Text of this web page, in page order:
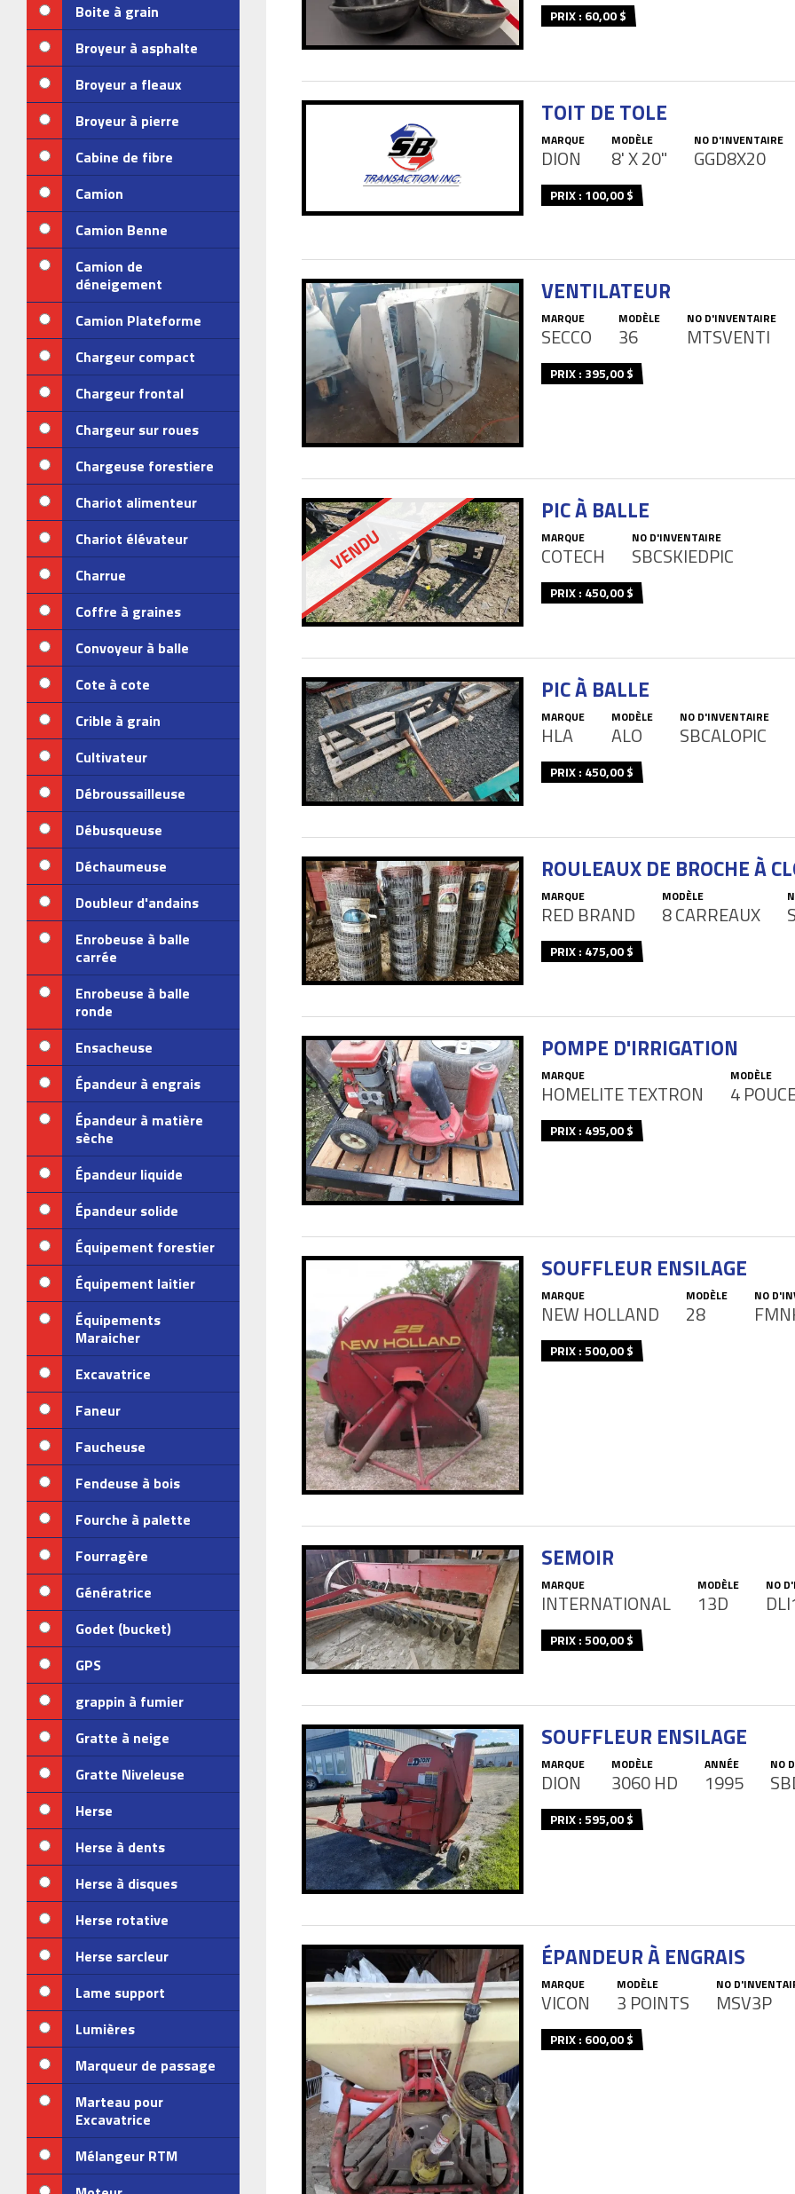
Boite à grain
Broyeur à asphalte
Broyeur a fleaux
Broyeur à pierre
Cabine de fibre
Camion
Camion Benne
Camion de
déneigement
Camion Plateforme
Chargeur compact
Chargeur frontal
Chargeur sur roues
Chargeuse forestiere
Chariot alimenteur
Chariot élévateur
Charrue
Coffre à graines
Convoyeur à balle
Cote à cote
Crible à grain
Cultivateur
Débroussailleuse
Débusqueuse
Déchaumeuse
Doubleur d'andains
Enrobeuse à balle
carrée
Enrobeuse à balle
ronde
Ensacheuse
Épandeur à engrais
Épandeur à matière
sèche
Épandeur liquide
Épandeur solide
Équipement forestier
Équipement laitier
Équipements
Maraicher
Excavatrice
Faneur
Faucheuse
Fendeuse à bois
Fourche à palette
Fourragère
Génératrice
Godet (bucket)
GPS
grappin à fumier
Gratte à neige
Gratte Niveleuse
Herse
Herse à dents
Herse à disques
Herse rotative
Herse sarcleur
Lame support
Lumières
Marqueur de passage
Marteau pour
Excavatrice
Mélangeur RTM
PRIX : 60,00 $
TOIT DE TOLE
MARQUE
DION
MODÈLE
8' X 20"
NO D'INVENTAIRE
GGD8X20
PRIX : 100,00 $
VENTILATEUR
MARQUE
SECCO
MODÈLE
36
NO D'INVENTAIRE
MTSVENTI
PRIX : 395,00 $
VENDU
PIC À BALLE
MARQUE
COTECH
NO D'INVENTAIRE
SBCSKIEDPIC
PRIX : 450,00 $
PIC À BALLE
MARQUE
HLA
MODÈLE
ALO
NO D'INVENTAIRE
SBCALOPIC
PRIX : 450,00 $
ROULEAUX DE BROCHE À
MARQUE
RED BRAND
MODÈLE
8 CARREAUX
PRIX : 475,00 $
POMPE D'IRRIGATION
MARQUE
HOMELITE TEXTRON
MODÈLE
4
PRIX : 495,00 $
SOUFFLEUR ENSILAGE
MARQUE
NEW HOLLAND
MODÈLE
28
NO
PRIX : 500,00 $
SEMOIR
MARQUE
INTERNATIONAL
MODÈLE
13D
NO
PRIX : 500,00 $
SOUFFLEUR ENSILAGE
MARQUE
DION
MODÈLE
3060 HD
ANNÉE
1995
NO
PRIX : 595,00 $
ÉPANDEUR À ENGRAIS
MARQUE
VICON
MODÈLE
3 POINTS
NO
MSV3P
PRIX : 600,00 $